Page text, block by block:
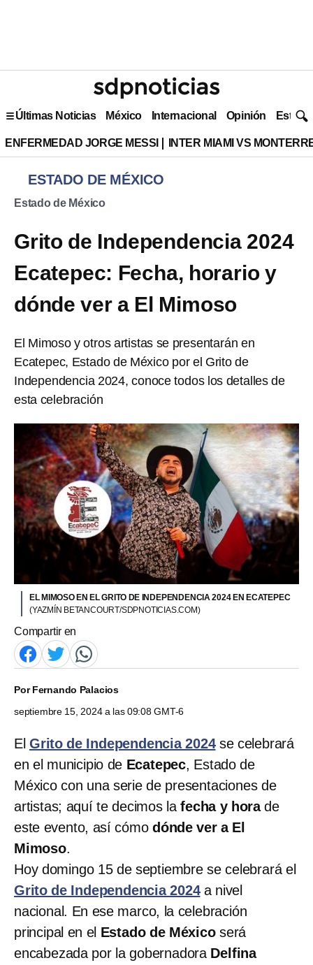
Últimas Noticias México Internacional Opinión Estilo
ENFERMEDAD JORGE MESSI INTER MIAMI VS
ESTADO DE MÉXICO
Estado de México
Grito de Independencia 2024
Ecatepec: Fecha, horario y
dónde ver a El Mimoso
El Mimoso y otros artistas se presentarán en
Ecatepec, Estado de México por el Grito de
Independencia 2024, conoce todos los detalles de
esta celebración
EL MIMOSO EN EL GRITO DE INDEPENDENCIA 2024 EN ECATEPEC
(YAZMÍN BETANCOURT/SDPNOTICIAS.COM)
Compartir en
PorFernando Palacios
septiembre 15, 2024 a las 09:08 GMT-6
El Grito de Independencia 2024 se celebrará
en el municipio de Ecatepec, Estado de
México con una serie de presentaciones de
artistas; aquí te decimos lafecha y horade
este evento, así cómodónde ver a El
Mimoso.
Hoy domingo 15 de septiembre se celebrará el
Grito de Independencia 2024a nivel
nacional. En ese marco, la celebración
principal en el Estado de Méxicoserá
encabezada por la gobernadora Delfina